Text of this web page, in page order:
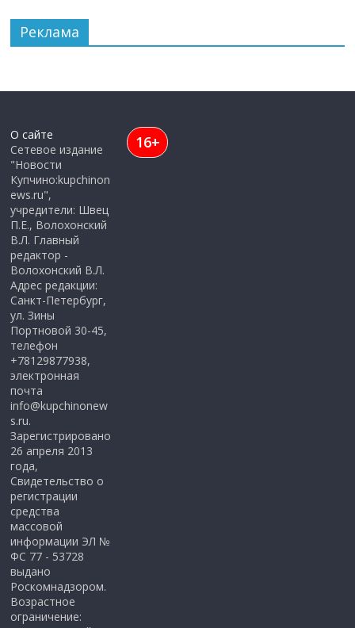
Реклама
О сайте
Сетевое издание
"Новости
Купчино:kupchinon
ews.ru",
учредители: Швец
П.Е., Волохонский
В.Л. Главный
редактор -
Волохонский В.Л.
Адрес редакции:
Санкт-Петербург,
ул. Зины
Портновой 30-45,
телефон
+78129877938,
электронная
почта
info@kupchinonew
s.ru.
Зарегистрировано
26 апреля 2013
года,
Свидетельство о
регистрации
средства
массовой
информации ЭЛ №
ФС 77 - 53728
выдано
Роскомнадзором.
Возрастное
ограничение:
16+